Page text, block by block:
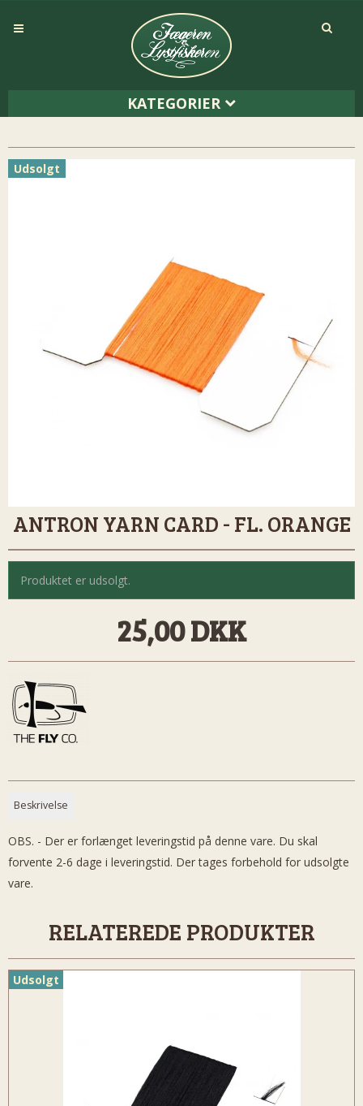
KATEGORIER
Udsolgt
ANTRON YARN CARD - FL. ORANGE
Produktet er udsolgt.
25,00 DKK
Beskrivelse
OBS. - Der er forlænget leveringstid på denne vare. Du skal
forvente 2-6 dage i leveringstid. Der tages forbehold for udsolgte
vare.
RELATEREDE PRODUKTER
Udsolgt